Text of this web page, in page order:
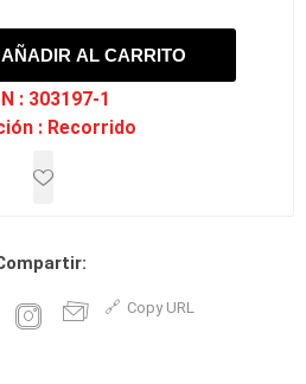
AÑADIR AL CARRITO
: 303197-1
: Recorrido
Copy URL